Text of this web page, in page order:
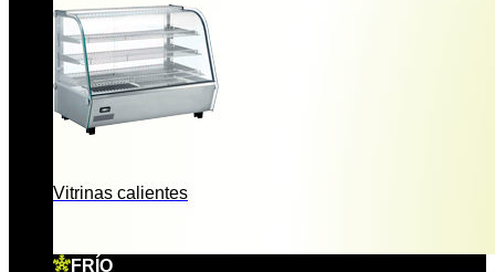
Vitrinas calientes
FRÍO